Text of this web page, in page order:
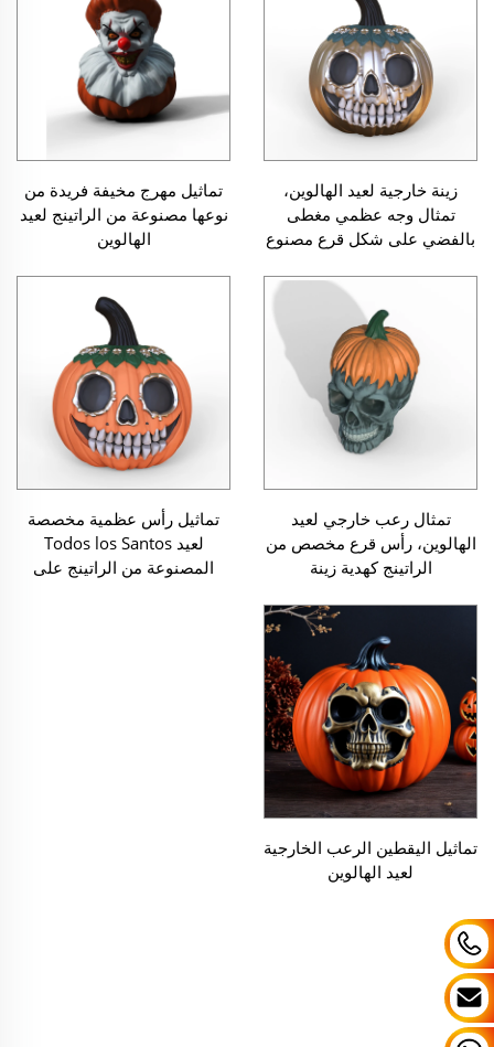
زينة خارجية لعيد الهالوين،
تمثال وجه عظمي مغطى
بالفضي على شكل قرع مصنوع
تماثيل مهرج مخيفة فريدة من
نوعها مصنوعة من الراتينج لعيد
الهالوين
تمثال رعب خارجي لعيد
الهالوين، رأس قرع مخصص من
الراتينج كهدية زينة
تماثيل رأس عظمية مخصصة
لعيد Todos los Santos
المصنوعة من الراتينج على
تماثيل اليقطين الرعب الخارجية
لعيد الهالوين